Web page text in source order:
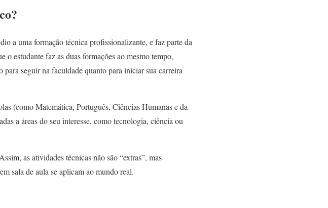
a uma formação técnica profissionalizante, e faz parte da
o estudante faz as duas formações ao mesmo tempo,
seguir na faculdade quanto para iniciar sua carreira
(como Matemática, Português, Ciências Humanas e da
a áreas do seu interesse, como tecnologia, ciência ou
as atividades técnicas não são “extras”, mas
sala de aula se aplicam ao mundo real.